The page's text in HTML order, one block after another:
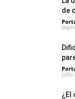
de
julio
¿El